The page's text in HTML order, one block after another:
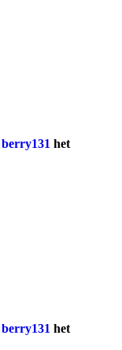
berry131 het
berry131 het